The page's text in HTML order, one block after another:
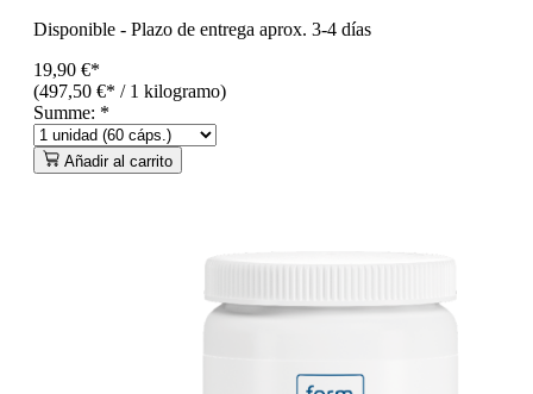
Disponible - Plazo de entrega aprox. 3-4 días
19,90 €*
(497,50 €* / 1 kilogramo)
Summe: *
Añadir al carrito